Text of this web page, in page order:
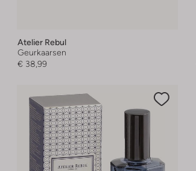
Atelier Rebul
Geurkaarsen
€ 38,99